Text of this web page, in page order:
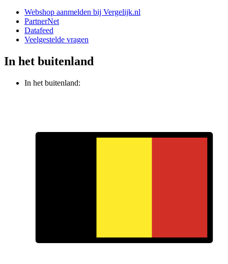
Webshop aanmelden bij Vergelijk.nl
PartnerNet
Datafeed
Veelgestelde vragen
In het buitenland
In het buitenland: